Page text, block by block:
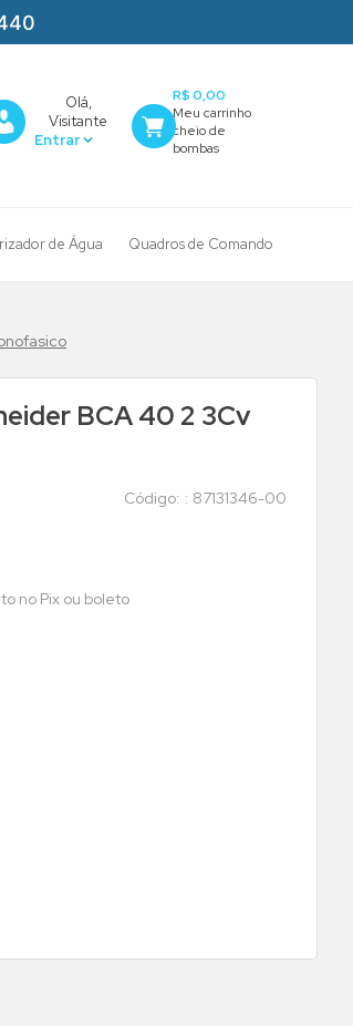
Olá,
Visitante
R$ 0,00
de Água Quadros de Comando
BCA 40 2 3Cv
: 87131346-00
no Pix ou boleto